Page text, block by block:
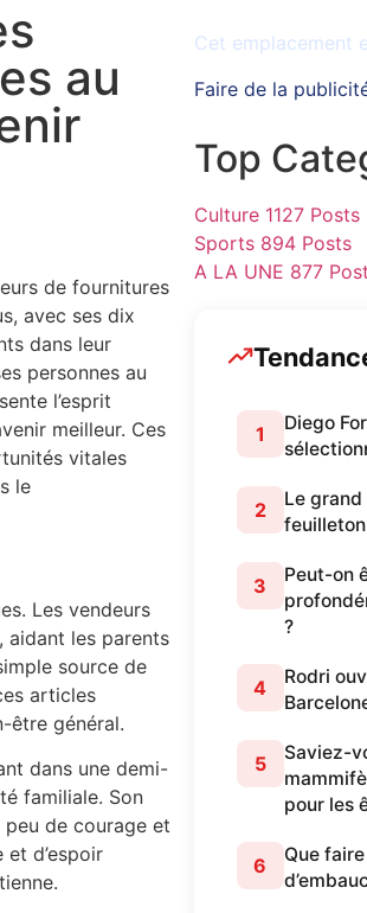
au
de fournitures
avec ses dix
dans leur
personnes au
l’esprit
meilleur. Ces
vitales
le
Les vendeurs
aidant les parents
source de
articles
être général.
dans une demi-
familiale. Son
peu de courage et
d’espoir
Cet emplacement
Faire de la
Top
Culture 1127 Posts
Sports 894 Posts
A LA UNE 877
1
Diego
2
Le
3
Peut-on
?
4
Rodri
5
Saviez-
pour les
6
Que